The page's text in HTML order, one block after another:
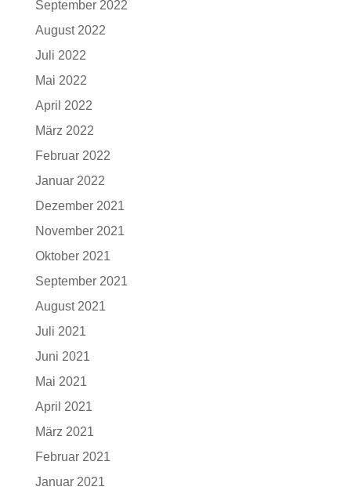
September 2022
August 2022
Juli 2022
Mai 2022
April 2022
März 2022
Februar 2022
Januar 2022
Dezember 2021
November 2021
Oktober 2021
September 2021
August 2021
Juli 2021
Juni 2021
Mai 2021
April 2021
März 2021
Februar 2021
Januar 2021